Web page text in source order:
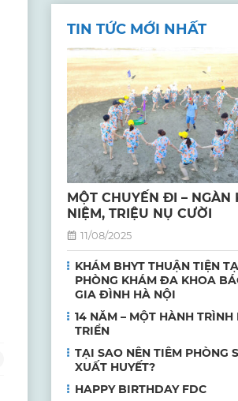
TIN TỨC MỚI NHẤT
MỘT CHUYẾN ĐI – NGÀN
NIỆM, TRIỆU NỤ CƯỜI
11/08/2025
KHÁM BHYT THUẬN TIỆN
PHÒNG KHÁM ĐA KHOA
GIA ĐÌNH HÀ NỘI
14 NĂM – MỘT HÀNH TRÌNH
TRIỂN
TẠI SAO NÊN TIÊM PHÒNG
XUẤT HUYẾT?
HAPPY BIRTHDAY FDC